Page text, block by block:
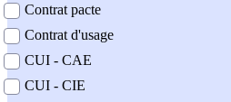
Contrat pacte
Contrat d'usage
CUI - CAE
CUI - CIE